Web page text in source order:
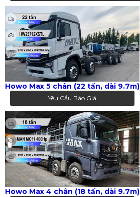
Howo Max 5 chân (22 tấn, dài 9.7m)
Yêu Cầu Báo Giá
Howo Max 4 chân (18 tấn, dài 9.7m)